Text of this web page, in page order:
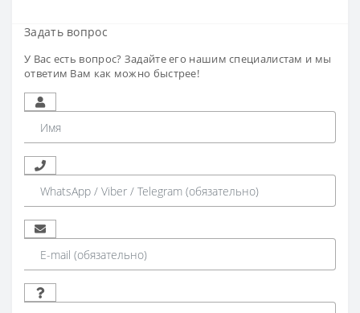
Задать вопрос
У Вас есть вопрос? Задайте его нашим специалистам и мы
ответим Вам как можно быстрее!